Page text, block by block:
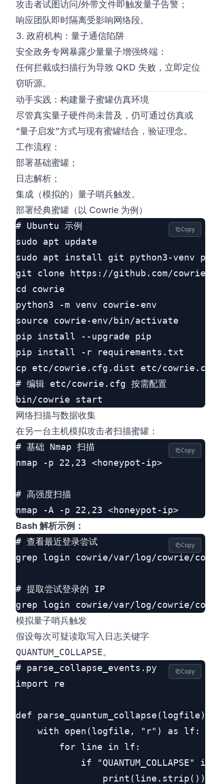
攻击者试图访问/外带文件即触发量子告警；
响应团队即时隔离受影响网络段。
3. 政府机构：量子通信陷阱
安全政务专网暴露少量量子增强终端：
任何拦截或扫描行为导致 QKD 失败，立即定位
窃听源。
动手实践：构建量子蜜罐仿真环境
尽管真实量子硬件尚未普及，仍可通过仿真或
“量子启发”方式与现有蜜罐结合，验证理念。
工作流程：
部署基础蜜罐；
日志解析；
集成（模拟的）量子哨兵触发。
部署经典蜜罐（以 Cowrie 为例）
# Ubuntu 示例
sudo apt update
sudo apt install git python3-venv
git clone https://github.com/cowrie/
cd cowrie
python3 -m venv cowrie-env
source cowrie-env/bin/activate
pip install --upgrade pip
pip install -r requirements.txt
cp etc/cowrie.cfg.dist etc/cowrie.cfg
# 编辑 etc/cowrie.cfg 按需配置
Copy
网络扫描与数据收集
在另一台主机模拟攻击者扫描蜜罐：
# 基础 Nmap 扫描
nmap -p 22,23 <honeypot-ip>
# 高强度扫描
Copy
Bash 解析示例：
# 查看最近登录尝试
grep login cowrie/var/log/cowrie/
# 提取尝试登录的 IP
Copy
模拟量子哨兵触发
假设每次可疑读取写入日志关键字
QUANTUM_COLLAPSE。
# parse_collapse_events.py
import re
def parse_quantum_collapse(logfile):
    with open(logfile, "r") as lf:
        for line in lf:
if "QUANTUM_COLLAPSE" in
                print(line.strip())
Copy